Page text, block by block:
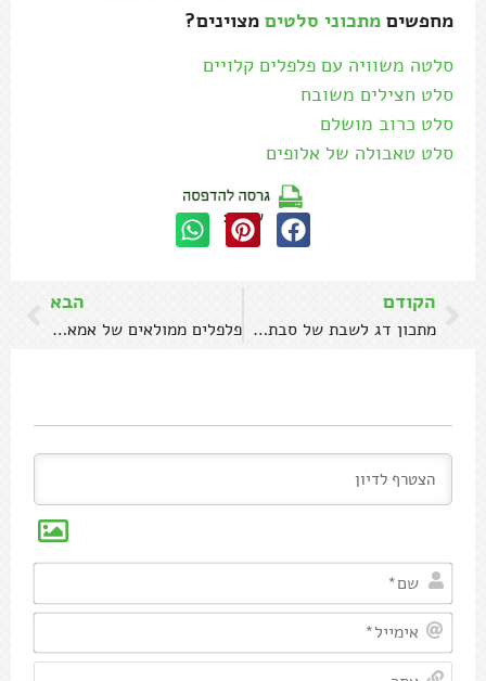
מחפשים מתכוני סלטים מצוינים?
סלטה משוויה עם פלפלים קלויים
סלט חצילים משובח
סלט כרוב מושלם
סלט טאבולה של אלופים
שתפו:
הקודם
מתכון דג לשבת של סבתא חנה
הבא
פלפלים ממולאים של אמא יהודית